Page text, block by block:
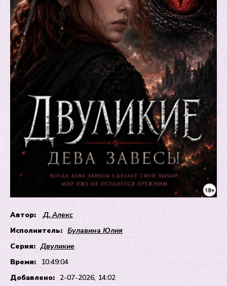
Автор:
Д. Алекс
Исполнитель: Булавина Юлия
Серия: Двуликие
Время:
10:49:04
Добавлено: 2-07-2026, 14:02